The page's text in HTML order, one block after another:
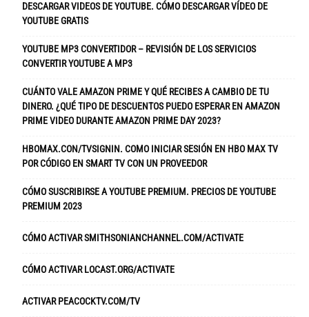
DESCARGAR VIDEOS DE YOUTUBE. CÓMO DESCARGAR VÍDEO DE
YOUTUBE GRATIS
YOUTUBE MP3 CONVERTIDOR – REVISIÓN DE LOS SERVICIOS
CONVERTIR YOUTUBE A MP3
CUÁNTO VALE AMAZON PRIME Y QUÉ RECIBES A CAMBIO DE TU
DINERO. ¿QUÉ TIPO DE DESCUENTOS PUEDO ESPERAR EN AMAZON
PRIME VIDEO DURANTE AMAZON PRIME DAY 2023?
HBOMAX.CON/TVSIGNIN. COMO INICIAR SESIÓN EN HBO MAX TV
POR CÓDIGO EN SMART TV CON UN PROVEEDOR
CÓMO SUSCRIBIRSE A YOUTUBE PREMIUM. PRECIOS DE YOUTUBE
PREMIUM 2023
CÓMO ACTIVAR SMITHSONIANCHANNEL.COM/ACTIVATE
CÓMO ACTIVAR LOCAST.ORG/ACTIVATE
ACTIVAR PEACOCKTV.COM/TV